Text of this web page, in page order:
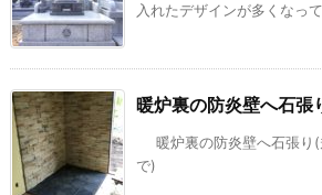
入れたデザインが多くなっ
暖炉裏の防炎壁へ石張
暖炉裏の防炎壁へ石張り
で)